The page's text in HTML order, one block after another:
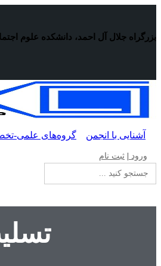
محتوا
بزرگراه جلال آل احمد، دانشکده علوم
آشنایی با انجمن گروه‌های علمی-
ورود ثبت نام
جستجو
برای: